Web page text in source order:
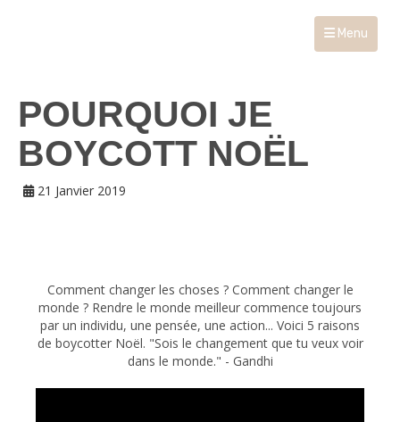
Menu
POURQUOI JE
BOYCOTT NOËL
21 Janvier 2019
Comment changer les choses ? Comment changer le
monde ? Rendre le monde meilleur commence toujours
par un individu, une pensée, une action... Voici 5 raisons
de boycotter Noël. "Sois le changement que tu veux voir
dans le monde." - Gandhi